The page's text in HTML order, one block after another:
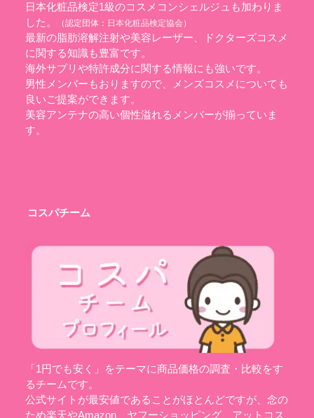
日本化粧品検定1級のコスメコンシェルジュも加わりま
した。
（認定団体： 日本化粧品検定協会）
最新の脂肪溶解注射や美容レーザー、ドクターズコスメ
に関する知識も豊富です。
海外サプリや特許成分に関する情報にも強いです。
男性メンバーもおりますので、メンズコスメについても
良いご提案ができます。
美容アンテナの高い個性溢れるメンバーが揃っていま
す。
コスパチーム
「1円でも安く」をテーマに商品価格の調査・比較をす
るチームです。
公式サイトが最安値であることがほとんどですが、念の
ため楽天やAmazon、ヤフーショッピング、アットコス